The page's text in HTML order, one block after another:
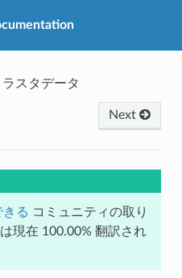
ラスタデータ
Next
る コミュニティの取り
現在 100.00% 翻訳され